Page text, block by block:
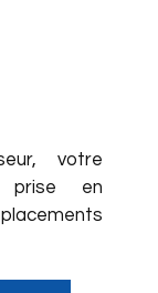
votre
prise en